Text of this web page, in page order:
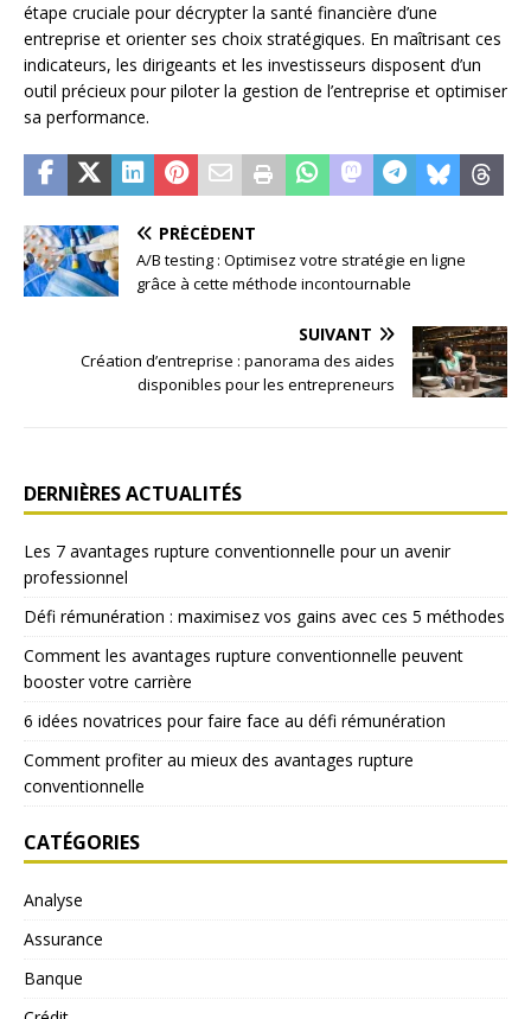
étape cruciale pour décrypter la santé financière d’une
entreprise et orienter ses choix stratégiques. En maîtrisant ces
indicateurs, les dirigeants et les investisseurs disposent d’un
outil précieux pour piloter la gestion de l’entreprise et optimiser
sa performance.
PRÉCÉDENT
A/B testing : Optimisez votre stratégie en ligne
grâce à cette méthode incontournable
SUIVANT
Création d’entreprise : panorama des aides
disponibles pour les entrepreneurs
DERNIÈRES ACTUALITÉS
Les 7 avantages rupture conventionnelle pour un avenir
professionnel
Défi rémunération : maximisez vos gains avec ces 5 méthodes
Comment les avantages rupture conventionnelle peuvent
booster votre carrière
6 idées novatrices pour faire face au défi rémunération
Comment profiter au mieux des avantages rupture
conventionnelle
CATÉGORIES
Analyse
Assurance
Banque